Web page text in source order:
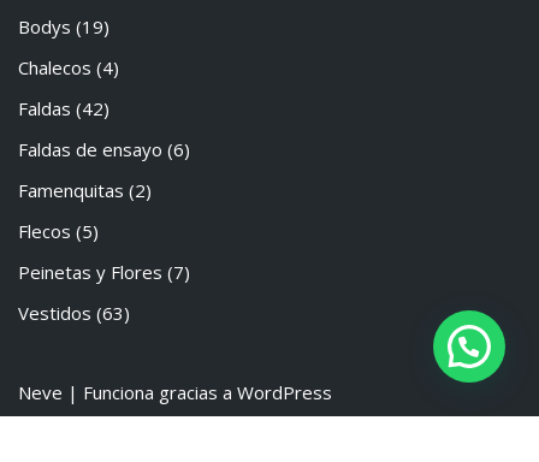
Bodys (19)
Chalecos (4)
Faldas (42)
Faldas de ensayo (6)
Famenquitas (2)
Flecos (5)
Peinetas y Flores (7)
Vestidos (63)
Neve | Funciona gracias a WordPress